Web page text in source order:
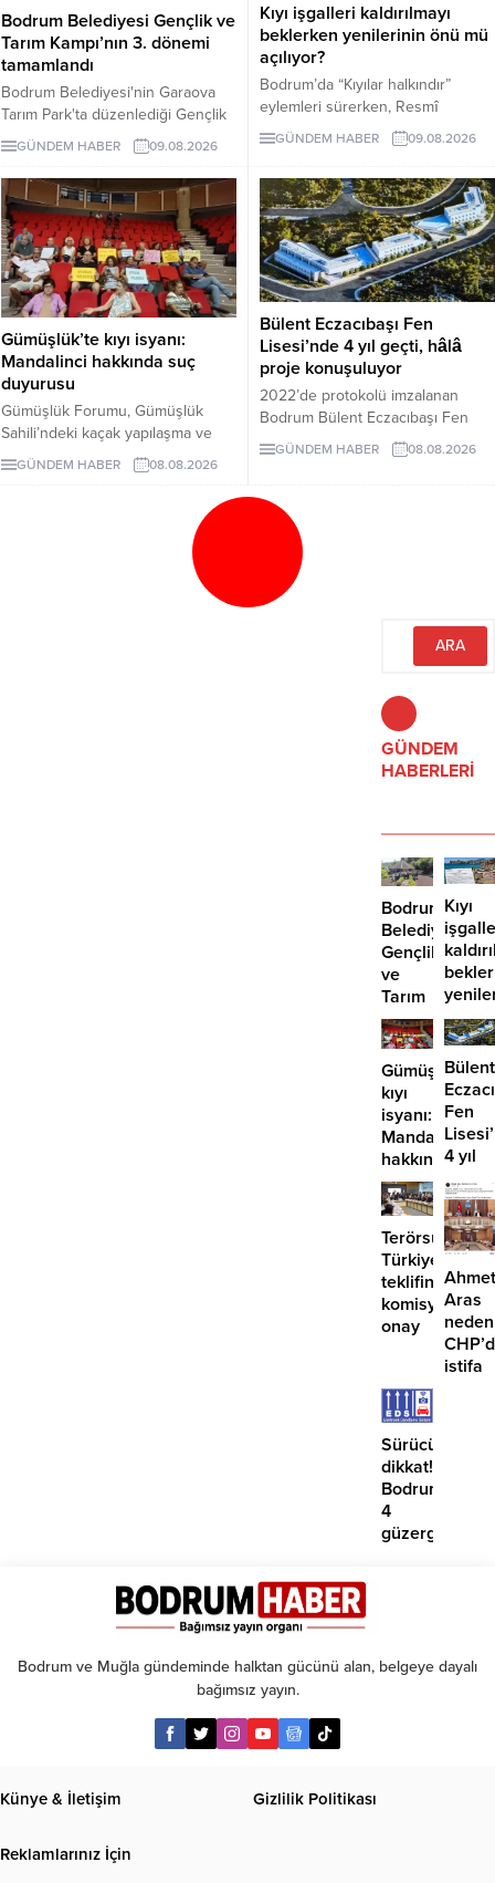
Bodrum Belediyesi Gençlik ve
Tarım Kampı’nın 3. dönemi
tamamlandı
Bodrum Belediyesi'nin Garaova
Tarım Park'ta düzenlediği Gençlik
ve Tarım Kampı'nın 3. dönemi;
lavanta hasadı, sürdürülebilir tarım
eğitimleri ve Agro Bodrum Rotası
ziyaretleriyle tamamlandı.
Katılımcılara sertifika töreniyle
belgeleri verildi.
GÜNDEM HABER 09.08.2026
Kıyı işgalleri kaldırılmayı
beklerken yenilerinin önü mü
açılıyor?
Bodrum’da “Kıyılar halkındır”
eylemleri sürerken, Resmî
Gazete’de yayımlanan
yönetmelikle kıyı ve sahil
Bakanlığa bağlı kuruluşlara ve
iştiraklerine kiralanmasının önü
açıldı. Alanların daha sonra
üçüncü kişilere kullandırılmasını
engelleyen açık bir hüküm
bulunmaması yeni kıyı işgalleri
endişesi yarattı.
GÜNDEM HABER 09.08.2026
Gümüşlük’te kıyı isyanı:
Mandalinci hakkında suç
duyurusu
Gümüşlük Forumu, Gümüşlük
Sahili’ndeki kaçak yapılaşma ve
Çayıraltı Halk Plajı’ndaki işgal
iddiaları nedeniyle Bodrum
GÜNDEM HABER 08.08.2026
Bülent Eczacıbaşı Fen
Lisesi’nde 4 yıl geçti, hâlâ
proje konuşuluyor
2022’de protokolü imzalanan
Bodrum Bülent Eczacıbaşı Fen
Lisesi için dört yıl sonra hâlâ proje
süreci görüşülüyor. Okulun ne
kabul edeceği belirsiz.
GÜNDEM HABER 08.08.2026
GÜNDEM
HABERLERİ
Bodrum
Belediyesi
Gençlik
ve
Tarım
Kampı’nın
3.
dönemi
tamamlandı
Kıyı
önü
mü
Gümüşlük’te
kıyı
isyanı:
Mandalinci
hakkında
suç
duyurusu
Bülent
Fen
4 yıl
geçti,
hâlâ
proje
Terörsüz
Türkiye
teklifine
komisyondan
onay
Ahmet
Aras
neden
istifa
Sürücüler
dikkat!
Bodrum’da
4
güzergahta
Bodrum ve Muğla gündeminde halktan gücünü alan, belgeye dayalı
bağımsız yayın.
Künye & İletişim Gizlilik Politikası
Reklamlarınız İçin